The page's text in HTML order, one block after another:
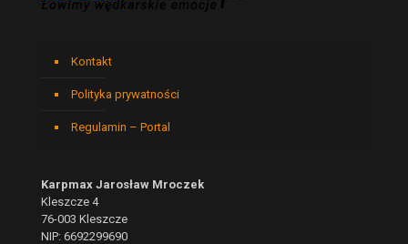
Kontakt
Polityka prywatności
Regulamin – Portal
Karpmax Jarosław Mroczek
Kleszcze 4
76-003 Kleszcze
NIP: 6692299690